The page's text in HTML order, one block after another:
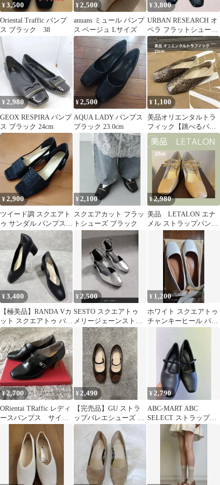
¥3,500
Oriental Traffic パンプ
ス ブラック 38
¥2,500
anuans ミュール パンプ
ス ベージュ Lサイズ
¥3,800
URBAN RESEARCH オ
ペラ フラットシューズ
ブラック サイズ35
¥2,980
GEOX RESPIRA パンプ
ス ブラック 24cm
¥2,500
AQUA LADY パンプス
ブラック 23.0cm
¥ 1,100
美品オリエンタルトラ
フィック【跳べるパン
プス】スクエアトゥバ
ブーシュ22cm
¥2,900
ツイード調 スクエアト
ゥ サンダル パンプス
ブラック
¥2,100
スクエアカット フラッ
トシューズ ブラック
¥2,980
美品 LETALON エナ
メル ストラップパンプ
ス ベージュ 25cm
¥3,400
【極美品】RANDA Vカ
ット スクエアトゥ パン
プス 黒 22.0cm
¥ 2,500
SESTO スクエアトゥ
メリージェーンストラ
ップパンプス シルバー
24.5
¥ 1,200
ホワイト スクエアトゥ
チャンキーヒール パン
¥ 2,700
ORientai TRaffic レディ
ースパンプス サイズ
¥ 2,490
【完売品】GU ストラ
ップバレエシューズ レ
オパード M 23.5cm 美
¥ 2,790
ABC-MART ABC
SELECT ストラップパ
ンプス 24.5cm